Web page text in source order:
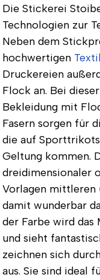
Die Stickerei
Technologien zur
Neben dem
hochwertigen
Druckereien
Flock an. Bei
Bekleidung mit
Fasern sorgen für
die auf
Geltung kommen.
dreidimensionaler
Vorlagen mittleren
damit wunderbar
der Farbe wird
und sieht
zeichnen sich
aus. Sie sind ideal